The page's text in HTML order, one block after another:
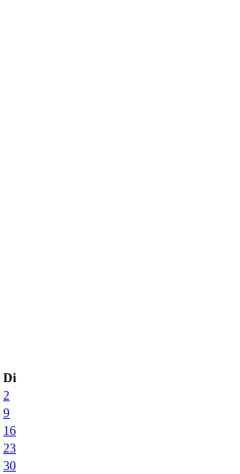
Di
2
9
16
23
30